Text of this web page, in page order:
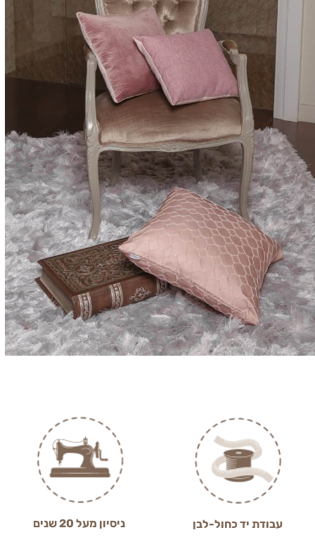
עבודת יד כחול-לבן ניסיון מעל 20 שנים